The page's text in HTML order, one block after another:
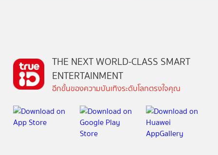
THE NEXT WORLD-CLASS SMART
ENTERTAINMENT
อีกขั้นของความบันเทิงระดับโลกตรงใจคุณ